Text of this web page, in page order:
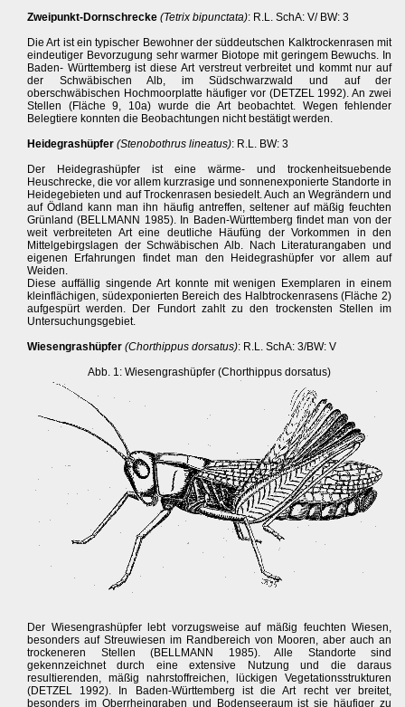
Zweipunkt-Dornschrecke (Tetrix bipunctata): R.L. SchA: V/ BW: 3
Die Art ist ein typischer Bewohner der süddeutschen Kalktrockenrasen mit
eindeutiger Bevorzugung sehr warmer Biotope mit geringem Bewuchs. In
Baden- Württemberg ist diese Art verstreut verbreitet und kommt nur auf
der Schwäbischen Alb, im Südschwarzwald und auf der
oberschwäbischen Hochmoorplatte häufiger vor (DETZEL 1992). An zwei
Stellen (Fläche 9, 10a) wurde die Art beobachtet. Wegen fehlender
Belegtiere konnten die Beobachtungen nicht bestätigt werden.
Heidegrashüpfer (Stenobothrus lineatus): R.L. BW: 3
Der Heidegrashüpfer ist eine wärme- und trockenheitsuebende
Heuschrecke, die vor allem kurzrasige und sonnenexponierte Standorte in
Heidegebieten und auf Trockenrasen besiedelt. Auch an Wegrändern und
auf Ödland kann man ihn häufig antreffen, seltener auf mäßig feuchten
Grünland (BELLMANN 1985). In Baden-Württemberg findet man von der
weit verbreiteten Art eine deutliche Häufüng der Vorkommen in den
Mittelgebirgslagen der Schwäbischen Alb. Nach Literaturangaben und
eigenen Erfahrungen findet man den Heidegrashüpfer vor allem auf
Weiden.
Diese auffällig singende Art konnte mit wenigen Exemplaren in einem
kleinflächigen, südexponierten Bereich des Halbtrockenrasens (Fläche 2)
aufgespürt werden. Der Fundort zahlt zu den trockensten Stellen im
Untersuchungsgebiet.
Wiesengrashüpfer (Chorthippus dorsatus): R.L. SchA: 3/BW: V
Abb. 1: Wiesengrashüpfer (Chorthippus dorsatus)
Der Wiesengrashüpfer lebt vorzugsweise auf mäßig feuchten Wiesen,
besonders auf Streuwiesen im Randbereich von Mooren, aber auch an
trockeneren Stellen (BELLMANN 1985). Alle Standorte sind
gekennzeichnet durch eine extensive Nutzung und die daraus
resultierenden, mäßig nahrstoffreichen, lückigen Vegetationsstrukturen
(DETZEL 1992). In Baden-Württemberg ist die Art recht ver breitet,
besonders im Oberrheingraben und Bodenseeraum ist sie häufiger zu